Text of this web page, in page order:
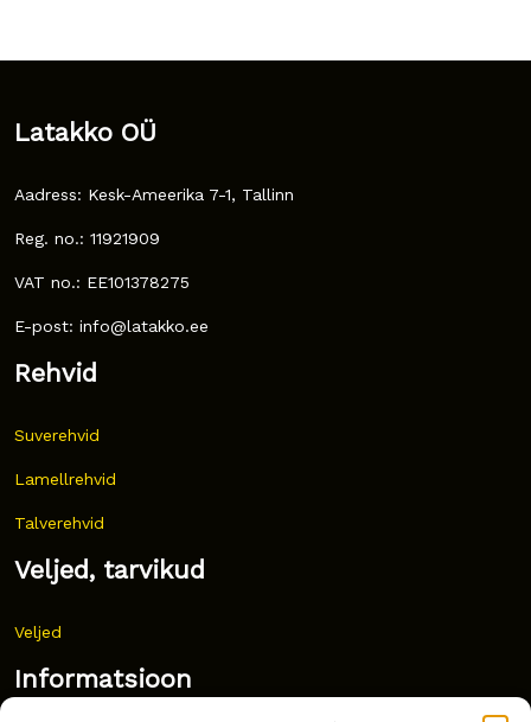
Latakko OÜ
Aadress: Kesk-Ameerika 7-1, Tallinn
Reg. no.: 11921909
VAT no.: EE101378275
E-post: info@latakko.ee
Rehvid
Suverehvid
Lamellrehvid
Talverehvid
Veljed, tarvikud
Veljed
Informatsioon